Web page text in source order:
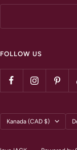
FOLLOW US
Land/Region
Kanada (CAD $)